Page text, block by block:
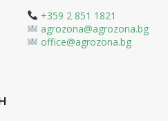
+359 2 851 1821
agrozona@agrozona.bg
office@agrozona.bg